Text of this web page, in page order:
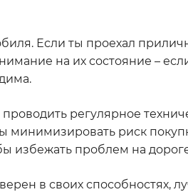
Если ты проехал
на их состояние –
регулярное
минимизировать риск
избежать проблем на
в своих способностях,